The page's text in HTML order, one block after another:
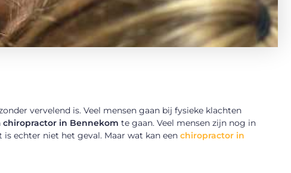
vervelend is. Veel mensen gaan bij fysieke klachten
chiropractor in Bennekom te gaan. Veel mensen zijn nog in
echter niet het geval. Maar wat kan een chiropractor in